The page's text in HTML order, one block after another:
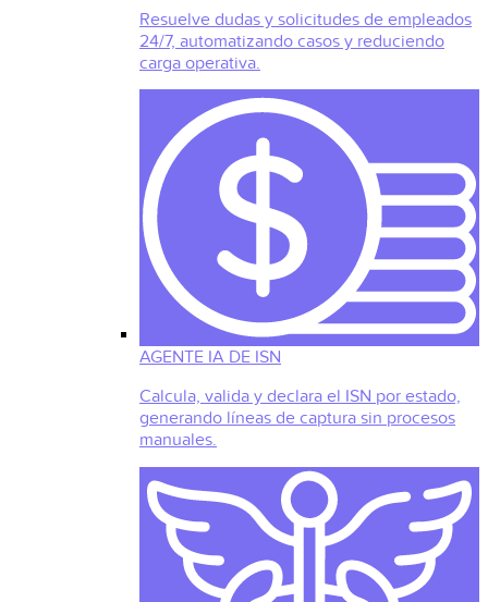
Resuelve dudas y solicitudes de empleados
24/7, automatizando casos y reduciendo
carga operativa.
AGENTE IA DE ISN
Calcula, valida y declara el ISN por estado,
generando líneas de captura sin procesos
manuales.